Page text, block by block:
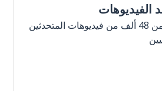
الفيديوهات
أكثر من 48 ألف من فيديوهات المتحدثين